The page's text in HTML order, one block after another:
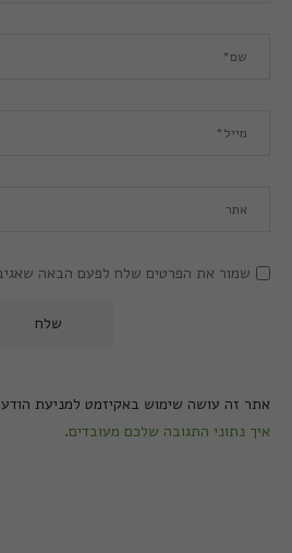
שמור את הפרטים שלח לפעם הבאה
אתר זה עושה שימוש באקיזמט למניעת
איך נתוני התגובה שלכם מעובדים.